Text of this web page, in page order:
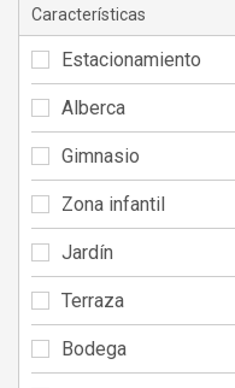
Características
Estacionamiento
Alberca
Gimnasio
Zona infantil
Jardín
Terraza
Bodega